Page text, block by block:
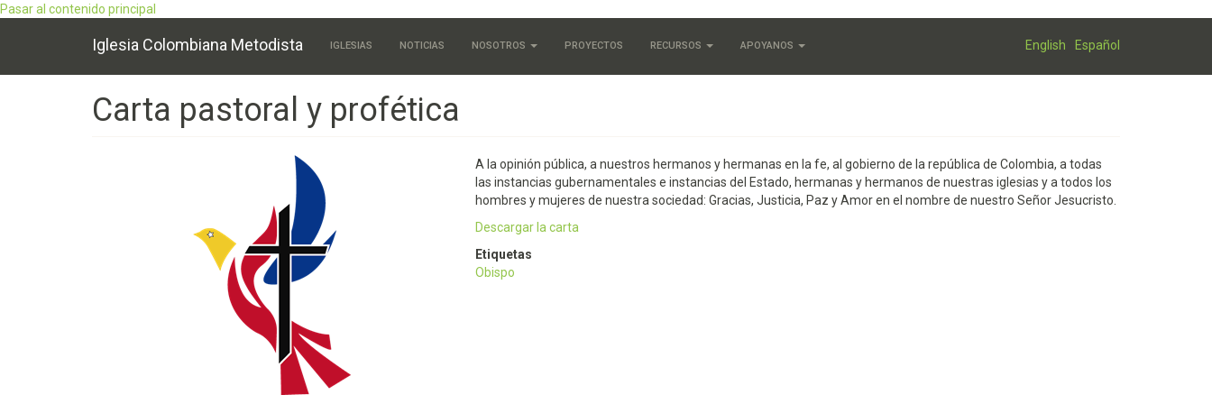
Pasar al contenido principal
Iglesia Colombiana Metodista
Main
navigation
IGLESIAS NOTICIAS NOSOTROS PROYECTOS RECURSOS APOYANOS English Español
Carta pastoral y profética
A la opinión pública, a nuestros hermanos y hermanas en la fe, al gobierno de la república de Colombia, a todas
las instancias gubernamentales e instancias del Estado, hermanas y hermanos de nuestras iglesias y a todos los
hombres y mujeres de nuestra sociedad: Gracias, Justicia, Paz y Amor en el nombre de nuestro Señor Jesucristo.
Descargar la carta
Etiquetas
Obispo